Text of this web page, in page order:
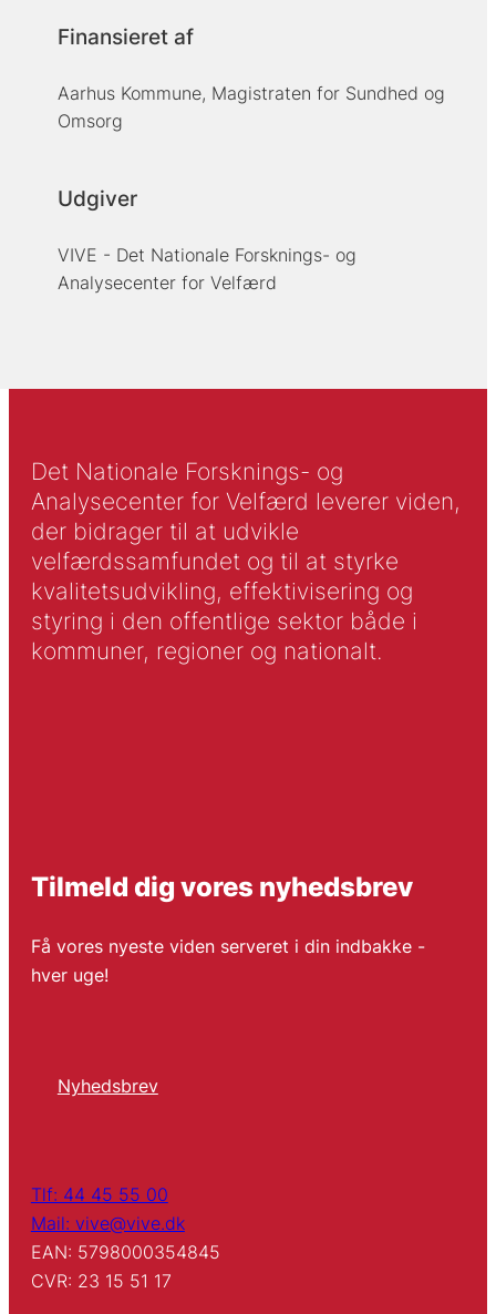
Finansieret af
Aarhus Kommune, Magistraten for Sundhed og
Omsorg
Udgiver
VIVE - Det Nationale Forsknings- og
Analysecenter for Velfærd
Det Nationale Forsknings- og
Analysecenter for Velfærd leverer viden,
der bidrager til at udvikle
velfærdssamfundet og til at styrke
kvalitetsudvikling, effektivisering og
styring i den offentlige sektor både i
kommuner, regioner og nationalt.
Tilmeld dig vores nyhedsbrev
Få vores nyeste viden serveret i din indbakke -
hver uge!
Nyhedsbrev
Tlf: 44 45 55 00
Mail: vive@vive.dk
EAN: 5798000354845
CVR: 23 15 51 17